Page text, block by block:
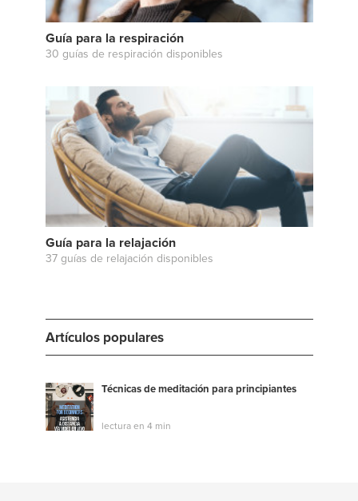
Guía para la respiración
30 guías de respiración disponibles
Guía para la relajación
37 guías de relajación disponibles
Artículos populares
Técnicas de meditación para principiantes
lectura en 4 min